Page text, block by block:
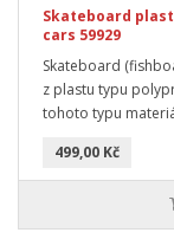
Skateboard
cars 59929
Skateboard
z plastu typu
tohoto typu
499,00 Kč